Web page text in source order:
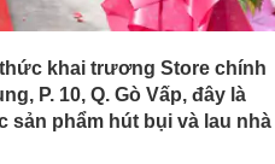
khai trương Store chính
P. 10, Q. Gò Vấp, đây là
sản phẩm hút bụi và lau nhà